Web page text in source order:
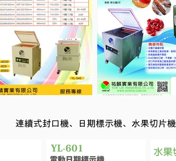
連續式封口機、日期標示機、水果切片機